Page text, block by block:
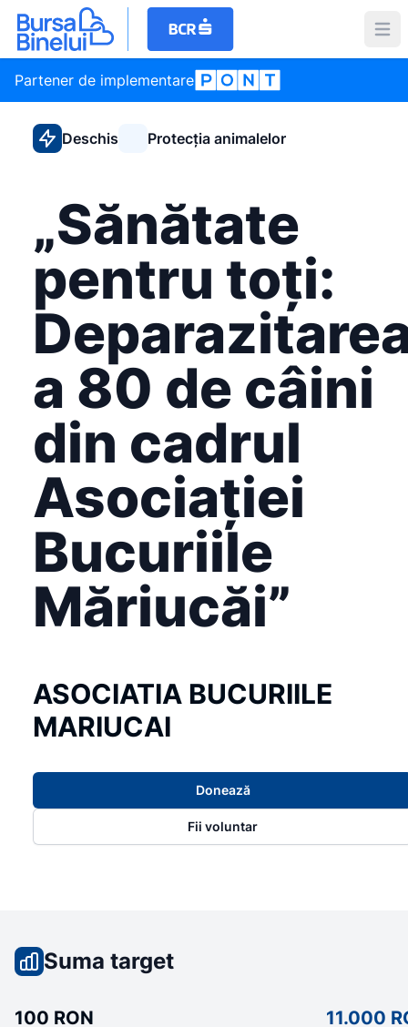
Partener de implementare
Deschis Protecția animalelor
„Sănătate
pentru toți:
a 80 de câini
din cadrul
Asociației
Bucuriile
Măriucăi”
ASOCIATIA BUCURIILE
MARIUCAI
Donează
Fii voluntar
Suma target
100 RON 11.000